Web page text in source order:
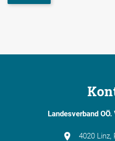
Landesverband
4020 Linz,